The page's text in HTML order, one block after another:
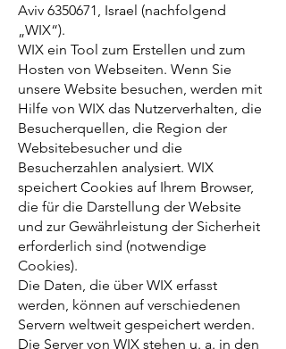
Aviv 6350671, Israel (nachfolgend
„WIX“).
WIX ein Tool zum Erstellen und zum
Hosten von Webseiten. Wenn Sie
unsere Website besuchen, werden mit
Hilfe von WIX das Nutzerverhalten, die
Besucherquellen, die Region der
Websitebesucher und die
Besucherzahlen analysiert. WIX
speichert Cookies auf Ihrem Browser,
die für die Darstellung der Website
und zur Gewährleistung der Sicherheit
erforderlich sind (notwendige
Cookies).
Die Daten, die über WIX erfasst
werden, können auf verschiedenen
Servern weltweit gespeichert werden.
Die Server von WIX stehen u. a. in den